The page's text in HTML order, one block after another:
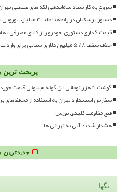
شروع به کار ستاد ساماندهی لکه های صنعتی تهران
دستور پزشکیان در رابطه با طلب ۴ میلیارد یورویی تامین کنندگان کالاهای اساسی
قیمت گذاری دستوری، خودرو را از کالای مصرفی به
حذف سقف ۱۸، ۵ میلیون دلاری استانی برای واردات کالاهای اساسی از مرزها
پربحث ترین
گوشت ۴ هزار تومانی این گونه میلیونی قیمت خورد
سفارش استاندارد تهران به استفاده از محافظ های
فتح مقاومت کلیدی بورس
هشدار شدید آبی به تهرانی ها
جدیدترین
تگها